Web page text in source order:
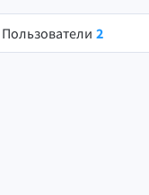
Пользователи 2